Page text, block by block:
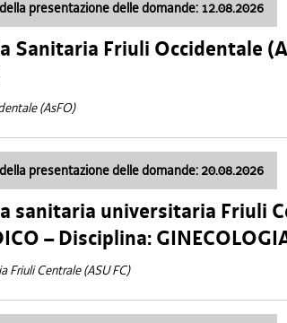
presentazione delle domande: 12.08.2026
Sanitaria Friuli Occidentale
(AsFO)
presentazione delle domande: 20.08.2026
sanitaria universitaria Friuli
– Disciplina:
Friuli Centrale (ASU FC)